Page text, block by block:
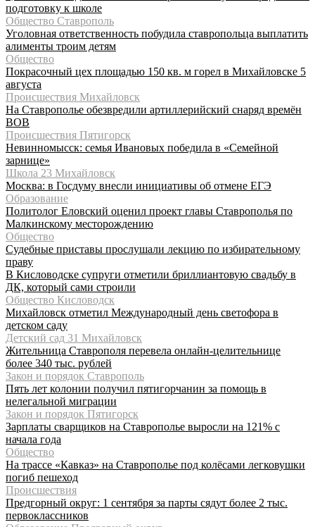
подготовку к школе
Общество Ставрополь
Уголовная ответственность побудила ставропольца выплатить
алименты троим детям
Общество
Покрасочный цех площадью 150 кв. м горел в Михайловске 5
августа
Происшествия Михайловск
На Ставрополье обезвредили артиллерийский снаряд времён
ВОВ
Происшествия Пятигорск
Невинномысск: семья Ивановых победила в «Семейной
зарнице»
Школа 23 Михайловск
Москва: в Госдуму внесли инициативы об отмене ЕГЭ
Образование
Политолог Еловский оценил проект главы Ставрополья по
Малкинскому месторождению
Общество
Судебные приставы прослушали лекцию по избирательному
праву
В Кисловодске супруги отметили бриллиантовую свадьбу в
ДК, который сами строили
Общество Кисловодск
Михайловск отметил Международный день светофора в
детском саду
Детский сад 31 Михайловск
Жительница Ставрополя перевела онлайн-целительнице
более 340 тыс. рублей
Закон и порядок Ставрополь
Пять лет колонии получил пятигорчанин за помощь в
нелегальной миграции
Закон и порядок Пятигорск
Зарплаты сварщиков на Ставрополье выросли на 121% с
начала года
Общество
На трассе «Кавказ» на Ставрополье под колёсами легковушки
погиб пешеход
Происшествия
Предгорный округ: 1 сентября за парты сядут более 2 тыс.
первоклассников